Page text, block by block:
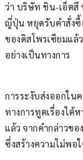
ว่า บริษัท ชิน-เอ็ตสึ
ญี่ปุ่น หยุดรับคำสั่ง
ของดิสโพรเซียมแล้
อย่างเป็นทางการ
การระงับส่งออกใน
ทางการทูตเรื่องไต้
แล้ว จากคำกล่าวข
ซึ่งสร้างความไม่พอ